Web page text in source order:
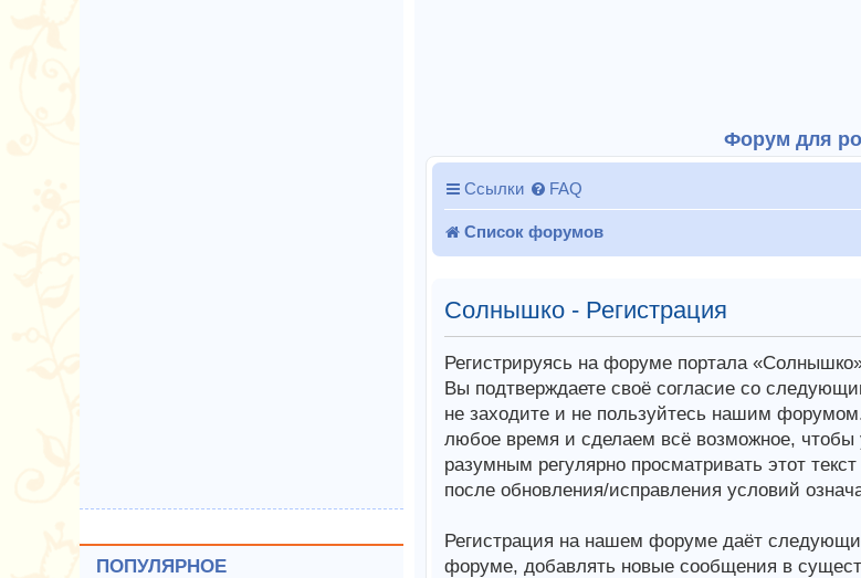
Форум для
Ссылки FAQ
Список форумов
Солнышко - Регистрация
Регистрируясь на форуме портала
Вы подтверждаете своё согласие со
не заходите и не пользуйтесь нашим
любое время и сделаем всё возможное,
разумным регулярно просматривать этот
после обновления/исправления условий
Регистрация на нашем форуме даёт
форуме, добавлять новые сообщения в
ПОПУЛЯРНОЕ